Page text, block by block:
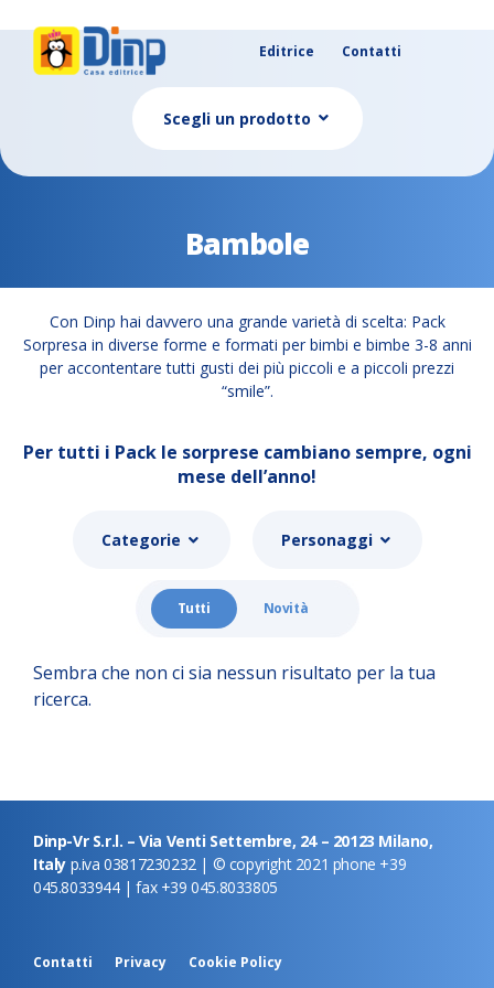
Editrice Contatti
Scegli un prodotto
Bambole
Con Dinp hai davvero una grande varietà di scelta: Pack
Sorpresa in diverse forme e formati per bimbi e bimbe 3-8 anni
per accontentare tutti gusti dei più piccoli e a piccoli prezzi
“smile”.
Per tutti i Pack le sorprese cambiano sempre, ogni
mese dell’anno!
Categorie Personaggi
Tutti Novità
Sembra che non ci sia nessun risultato per la tua
ricerca.
Dinp-Vr S.r.l. – Via Venti Settembre, 24 – 20123 Milano,
Italy p.iva 03817230232 | © copyright 2021 phone +39
045.8033944 | fax +39 045.8033805
Contatti Privacy Cookie Policy